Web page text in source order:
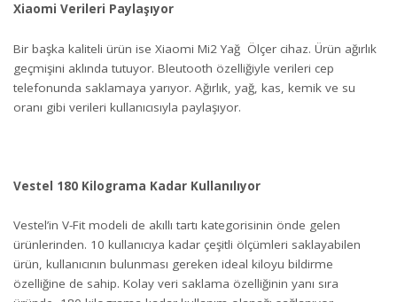
Xiaomi Verileri Paylaşıyor
Bir başka kaliteli ürün ise Xiaomi Mi2 Yağ Ölçer cihaz. Ürün ağırlık
geçmişini aklında tutuyor. Bleutooth özelliğiyle verileri cep
telefonunda saklamaya yarıyor. Ağırlık, yağ, kas, kemik ve su
oranı gibi verileri kullanıcısıyla paylaşıyor.
Vestel 180 Kilograma Kadar Kullanılıyor
Vestel’in V-Fit modeli de akıllı tartı kategorisinin önde gelen
ürünlerinden. 10 kullanıcıya kadar çeşitli ölçümleri saklayabilen
ürün, kullanıcının bulunması gereken ideal kiloyu bildirme
özelliğine de sahip. Kolay veri saklama özelliğinin yanı sıra